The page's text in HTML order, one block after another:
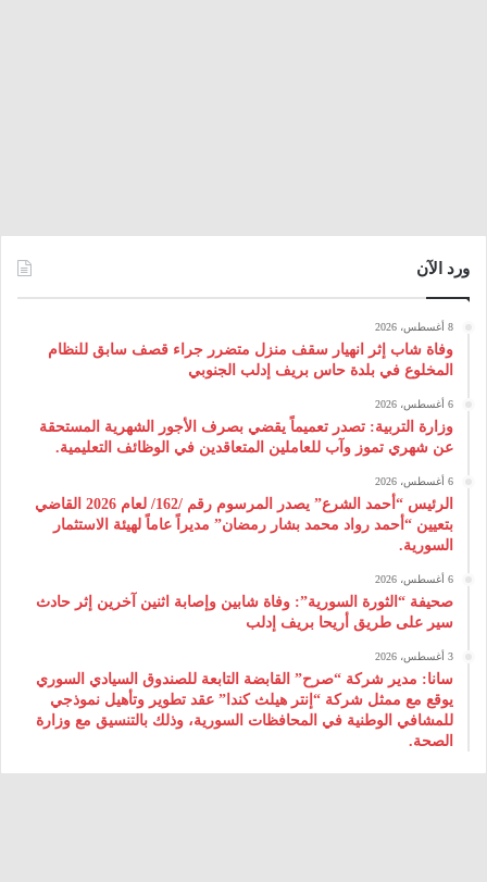
ورد الآن
8 أغسطس، 2026
وفاة شاب إثر انهيار سقف منزل متضرر جراء قصف سابق للنظام
المخلوع في بلدة حاس بريف إدلب الجنوبي
6 أغسطس، 2026
وزارة التربية: تصدر تعميماً يقضي بصرف الأجور الشهرية المستحقة
عن شهري تموز وآب للعاملين المتعاقدين في الوظائف التعليمية.
6 أغسطس، 2026
الرئيس “أحمد الشرع” يصدر المرسوم رقم /162/ لعام 2026 ‌القاضي
بتعيين “أحمد رواد محمد بشار رمضان” مديراً عاماً لهيئة ‌الاستثمار
السورية.
6 أغسطس، 2026
صحيفة “الثورة السورية”: وفاة شابين وإصابة اثنين آخرين إثر حادث
سير على طريق أريحا بريف إدلب
3 أغسطس، 2026
سانا: مدير شركة “صرح” القابضة التابعة للصندوق السيادي السوري
يوقع مع ممثل شركة “إنتر هيلث كندا” عقد تطوير وتأهيل نموذجي
للمشافي الوطنية في المحافظات السورية، وذلك بالتنسيق مع وزارة
الصحة.